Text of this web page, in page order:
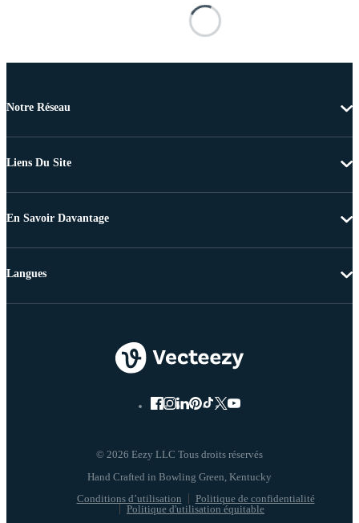
Notre Réseau
Liens Du Site
En Savoir Davantage
© 2026 Eezy LLC Tous droits réservés
Conditions d’utilisation
Politique de confidentialité
Politique d'utilisation équitable
Langues